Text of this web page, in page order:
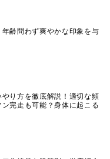
齢問わず爽やかな印象を与
り方を徹底解説！適切な頻
完走も可能？身体に起こる